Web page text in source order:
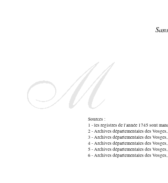
Sources :
1 - les registres de l'année 1745 sont
2 - Archives départementales des
3 - Archives départementales des
4 - Archives départementales des
5 - Archives départementales des
6 - Archives départementales des